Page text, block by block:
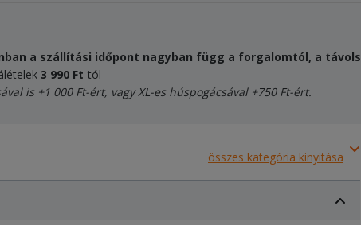
a szállítási időpont nagyban függ a forgalomtól, a
3 990 Ft-tól
is +1 000 Ft-ért, vagy XL-es húspogácsával +750 Ft-ért.
összes kategória kinyitása